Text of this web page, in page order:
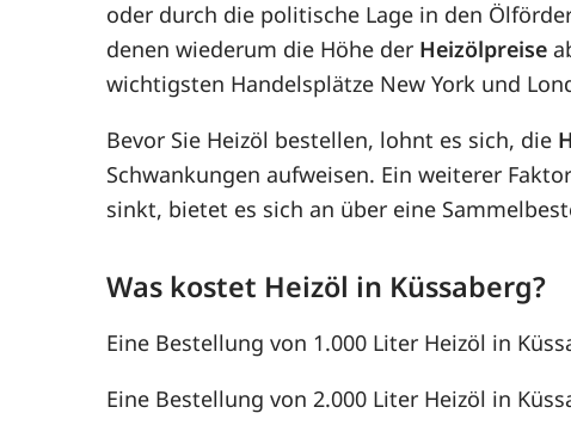
oder durch die politische Lage in den
denen wiederum die Höhe der Heizölpreise
wichtigsten Handelsplätze New York und
Bevor Sie Heizöl bestellen, lohnt es sich, die
Schwankungen aufweisen. Ein weiterer
sinkt, bietet es sich an über eine
Was kostet Heizöl in Küssaberg?
Eine Bestellung von 1.000 Liter Heizöl in
Eine Bestellung von 2.000 Liter Heizöl in